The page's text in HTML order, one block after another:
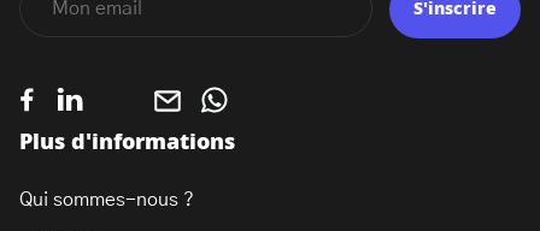
Plus d'informations
Qui sommes-nous ?
S'inscrire